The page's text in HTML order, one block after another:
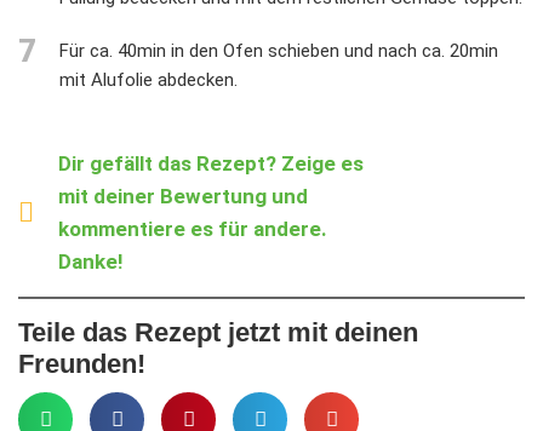
7
Für ca. 40min in den Ofen schieben und nach ca. 20min
mit Alufolie abdecken.
Dir gefällt das Rezept? Zeige es
mit deiner Bewertung und
kommentiere es für andere.
Danke!
Teile das Rezept jetzt mit deinen
Freunden!